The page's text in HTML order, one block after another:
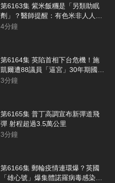
第6163集 紫米飯糰是「另類助眠
劑」？醫師提醒：有色米非人人適
合食用
4分鐘
第6164集 英陷首相下台危機！施
凱爾遭88議員「逼宮」30年期國債
飆至1998年來新高
3分鐘
第6165集 普丁高調宣布新彈道飛
彈 射程超過3.5萬公里
3分鐘
第6166集 郵輪疫情連環爆？英國
「雄心號」爆集體諾羅病毒感染！